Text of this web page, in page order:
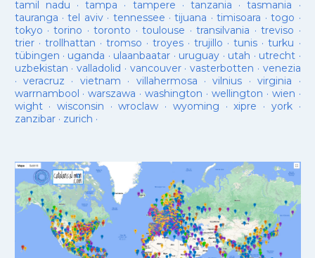
tamil nadu ·tampa · tampere · tanzania ·tasmania ·
tauranga ·tel aviv· tennessee ·tijuana ·timisoara ·togo ·
tokyo ·torino ·toronto ·toulouse ·transilvania ·treviso ·
trier· trollhattan · tromso · troyes·trujillo ·tunis ·turku ·
tübingen · uganda · ulaanbaatar · uruguay · utah · utrecht ·
uzbekistan · valladolid · vancouver· vasterbotten · venezia
· veracruz · vietnam · villahermosa ·vilnius ·virginia ·
warrnambool ·warszawa ·washington · wellington · wien ·
wight· wisconsin ·wroclaw · wyoming ·xipre · york·
zanzibar· zurich ·